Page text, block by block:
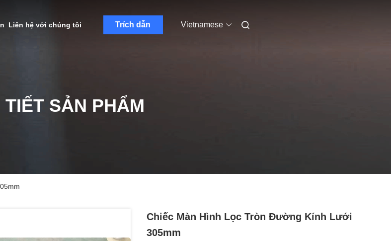
Liên hệ với chúng tôi Trích dẫn Vietnamese
TIẾT SẢN PHẨM
Chiếc Màn Hình Lọc Tròn Đường Kính Lưới
305mm